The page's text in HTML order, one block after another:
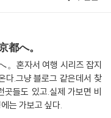
都へ。
혼자서 여행 시리즈 잡지
다.그냥 블로그 같은데서 찾
들도 있고.실제 가보면 비
는 가보고 싶다.